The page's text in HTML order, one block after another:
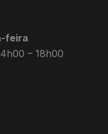
feira
– 18h00